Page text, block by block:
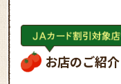
お店のご紹介